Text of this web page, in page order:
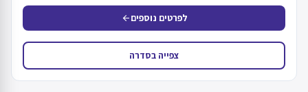
לפרטים נוספיםarrow_back
צפייה בסדרה